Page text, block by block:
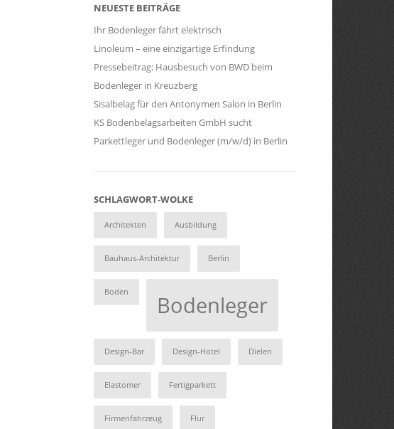
NEUESTE BEITRÄGE
Ihr Bodenleger fährt elektrisch
Linoleum – eine einzigartige Erfindung
Pressebeitrag: Hausbesuch von BWD beim
Bodenleger in Kreuzberg
Sisalbelag für den Antonymen Salon in Berlin
KS Bodenbelagsarbeiten GmbH sucht
Parkettleger und Bodenleger (m/w/d) in Berlin
SCHLAGWORT-WOLKE
Architekten Ausbildung
Bauhaus-Architektur Berlin
Boden Bodenleger
Design-Bar Design-Hotel Dielen
Elastomer Fertigparkett
Firmenfahrzeug Flur